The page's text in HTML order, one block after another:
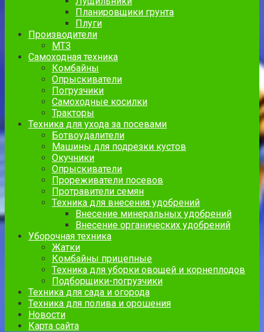
Планировщики грунта
Плуги
Производители
МТЗ
Самоходная техника
Комбайны
Опрыскиватели
Погрузчики
Самоходные косилки
Тракторы
Техника для ухода за посевами
Ботвоудалители
Машины для подрезки кустов
Окучники
Опрыскиватели
Прореживатели посевов
Протравители семян
Техника для внесения удобрений
Внесение минеральных удобрений
Внесение органических удобрений
Уборочная техника
Жатки
Комбайны прицепные
Техника для уборки овощей и корнеплодов
Подборщики-погрузчики
Техника для сада и огорода
Техника для полива и орошения
Новости
Карта сайта